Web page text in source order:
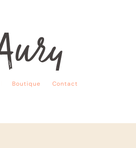
Boutique Contact